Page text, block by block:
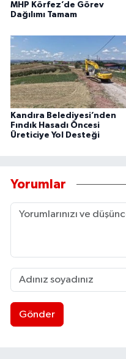
MHP Körfez’de Görev
Dağılımı Tamam
Kandıra Belediyesi’nden
Fındık Hasadı Öncesi
Üreticiye Yol Desteği
Yorumlar
Gönder